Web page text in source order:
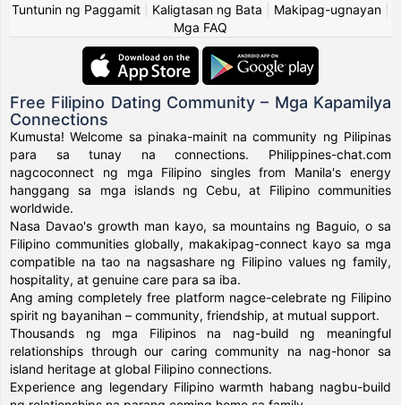
Tuntunin ng Paggamit
Kaligtasan ng Bata Makipag-ugnayan
Mga FAQ
Free Filipino Dating Community – Mga Kapamilya
Connections
Kumusta! Welcome sa pinaka-mainit na community ng Pilipinas
para sa tunay na connections. Philippines-chat.com
nagcoconnect ng mga Filipino singles from Manila's energy
hanggang sa mga islands ng Cebu, at Filipino communities
worldwide.
Nasa Davao's growth man kayo, sa mountains ng Baguio, o sa
Filipino communities globally, makakipag-connect kayo sa mga
compatible na tao na nagsashare ng Filipino values ng family,
hospitality, at genuine care para sa iba.
Ang aming completely free platform nagce-celebrate ng Filipino
spirit ng bayanihan – community, friendship, at mutual support.
Thousands ng mga Filipinos na nag-build ng meaningful
relationships through our caring community na nag-honor sa
island heritage at global Filipino connections.
Experience ang legendary Filipino warmth habang nagbu-build